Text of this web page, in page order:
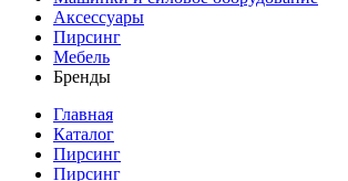
Аксессуары
Пирсинг
Мебель
Бренды
Главная
Каталог
Пирсинг
Пирсинг